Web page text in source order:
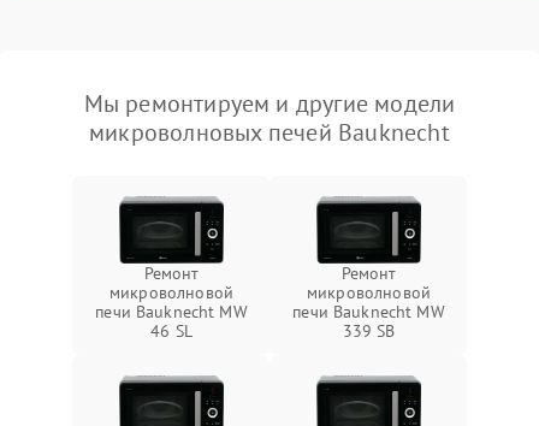
Мы ремонтируем и другие модели
микроволновых печей Bauknecht
Ремонт
микроволновой
печи Bauknecht MW
46 SL
Ремонт
микроволновой
печи Bauknecht MW
339 SB